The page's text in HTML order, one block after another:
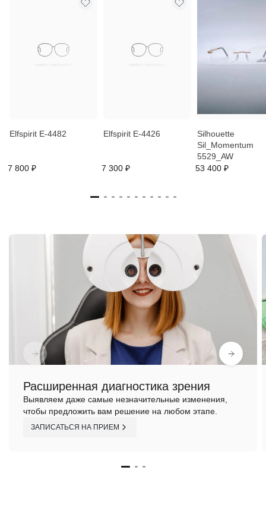
Elfspirit E-4482
7 800 ₽
Elfspirit E-4426
7 300 ₽
Silhouette
Sil_Momentum
5529_AW
53 400 ₽
Расширенная диагностика зрения
Выявляем даже самые незначительные изменения,
чтобы предложить вам решение на любом этапе.
ЗАПИСАТЬСЯ НА ПРИЕМ